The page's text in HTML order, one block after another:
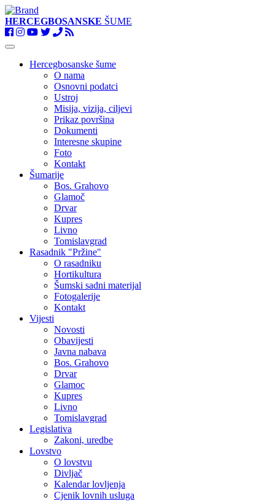
HERCEGBOSANSKE ŠUME
Toggle
navigationHercegbosanske šume
O nama
Osnovni podatci
Ustroj
Misija, vizija, ciljevi
Prikaz površina
Dokumenti
Interesne skupine
Foto
Kontakt
Šumarije
Bos. Grahovo
Glamoč
Drvar
Kupres
Livno
Tomislavgrad
Rasadnik "Pržine"
O rasadniku
Hortikultura
Šumski sadni materijal
Fotogalerije
Kontakt
Vijesti
Novosti
Obavijesti
Javna nabava
Bos. Grahovo
Drvar
Glamoc
Kupres
Livno
Tomislavgrad
Legislativa
Zakoni, uredbe
Lovstvo
O lovstvu
Divljač
Kalendar lovljenja
Cjenik lovnih usluga